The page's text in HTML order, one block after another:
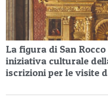
La figura di San
iniziativa culturale
iscrizioni per le visite